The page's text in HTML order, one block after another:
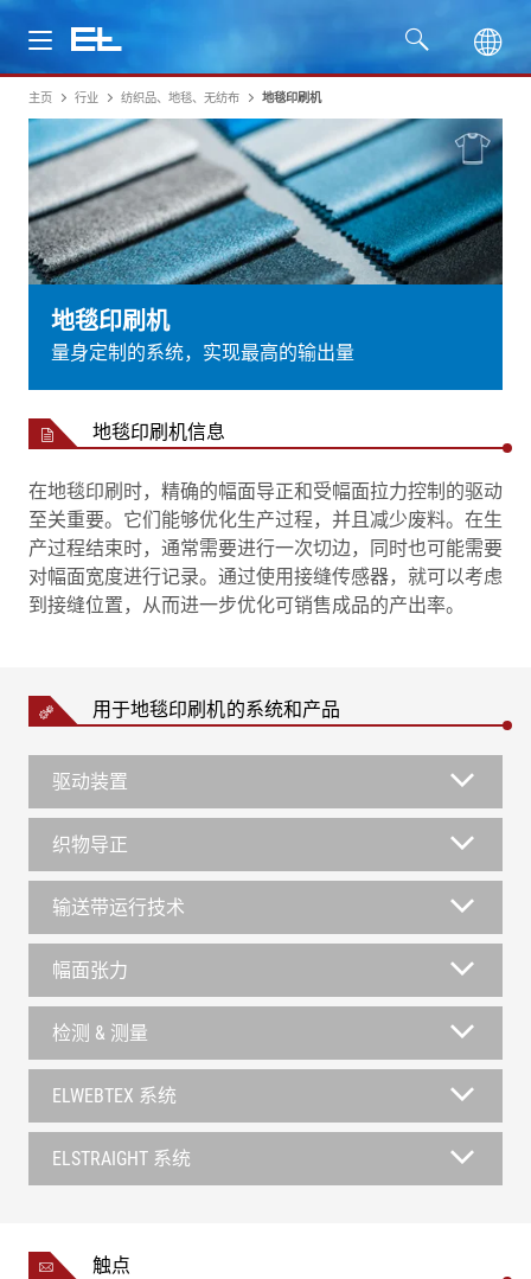
产品
行业
服务
公司
主页 行业 纺织品、地毯、无纺布 地毯印刷机
地毯印刷机
量身定制的系统，实现最高的输出量
地毯印刷机信息
在地毯印刷时，精确的幅面导正和受幅面拉力控制的驱动
至关重要。它们能够优化生产过程，并且减少废料。在生
产过程结束时，通常需要进行一次切边，同时也可能需要
对幅面宽度进行记录。通过使用接缝传感器，就可以考虑
到接缝位置，从而进一步优化可销售成品的产出率。
用于地毯印刷机的系统和产品
驱动装置
织物导正
输送带运行技术
幅面张力
检测 & 测量
ELWEBTEX 系统
ELSTRAIGHT 系统
触点